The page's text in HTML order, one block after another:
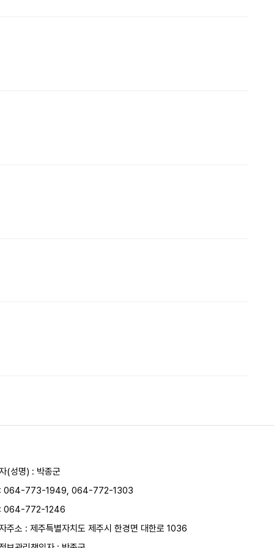
(성명) : 박종군
064-773-1949, 064-772-1303
064-772-1246
주소 : 제주특별자치도 제주시 한경면 대한로 1036